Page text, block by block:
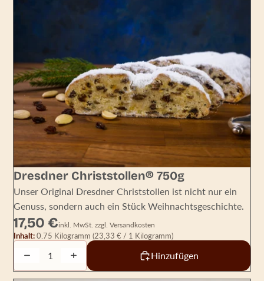
Dresdner Christstollen® 750g
Unser Original Dresdner Christstollen ist nicht nur ein
Genuss, sondern auch ein Stück Weihnachtsgeschichte.
17,50 €inkl. MwSt. zzgl. Versandkosten
Inhalt:0.75 Kilogramm(23,33 € / 1 Kilogramm)
Decrease quantityIncrease quantity Hinzufügen